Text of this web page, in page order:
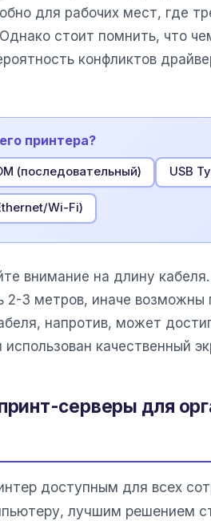
для рабочих мест, где
стоит помнить, что
конфликтов
принтера?
(последовательный) USB
Wi-Fi)
внимание на длину
3 метров, иначе возможны
напротив, может
использован качественный
серверы для
доступным для всех
лучшим решением